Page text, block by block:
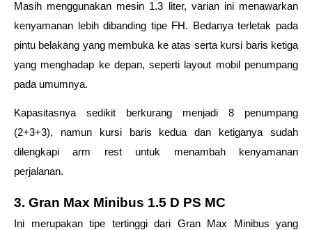
Masih menggunakan mesin 1.3 liter, varian ini menawarkan
kenyamanan lebih dibanding tipe FH. Bedanya terletak pada
pintu belakang yang membuka ke atas serta kursi baris ketiga
yang menghadap ke depan, seperti layout mobil penumpang
pada umumnya.
Kapasitasnya sedikit berkurang menjadi 8 penumpang
(2+3+3), namun kursi baris kedua dan ketiganya sudah
dilengkapi arm rest untuk menambah kenyamanan
perjalanan.
3. Gran Max Minibus 1.5 D PS MC
Ini merupakan tipe tertinggi dari Gran Max Minibus yang